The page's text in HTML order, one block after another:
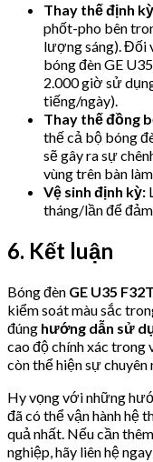
Thay thế định
phốt-pho bên
lượng sáng). Đối
bóng đèn GE
2.000 giờ sử
tiếng/ngày).
Thay thế đồng
thế cả bộ bóng
sẽ gây ra sự
vùng trên bàn
Vệ sinh định kỳ:
tháng/lần để
6. Kết luận
Bóng đèn GE U35
kiểm soát màu sắc
đúng hướng dẫn sử
cao độ chính xác trong
còn thể hiện sự
Hy vọng với những
đã có thể vận hành hệ
quả nhất. Nếu cần
nghiệp, hãy liên hệ